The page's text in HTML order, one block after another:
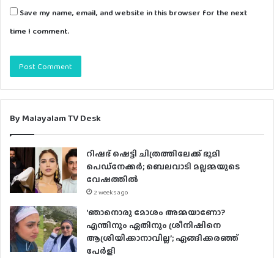
Save my name, email, and website in this browser for the next
time I comment.
By Malayalam TV Desk
റിഷഭ് ഷെട്ടി ചിത്രത്തിലേക്ക് ഭൂമി
പെഡ്‌നേക്കർ; ബെലവാടി മല്ലമ്മയുടെ
വേഷത്തിൽ
2 weeks ago
‘ഞാനൊരു മോശം അമ്മയാണോ?
എന്തിനും ഏതിനും ശ്രീനിഷിനെ
ആശ്രിയിക്കാനാവില്ല’; ഏങ്ങിക്കരഞ്ഞ്
പേർളി